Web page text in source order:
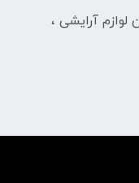
لوازم آرایشی ،